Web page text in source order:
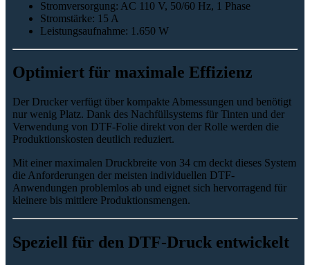
Stromversorgung: AC 110 V, 50/60 Hz, 1 Phase
Stromstärke: 15 A
Leistungsaufnahme: 1.650 W
Optimiert für maximale Effizienz
Der Drucker verfügt über kompakte Abmessungen und benötigt
nur wenig Platz. Dank des Nachfüllsystems für Tinten und der
Verwendung von DTF-Folie direkt von der Rolle werden die
Produktionskosten deutlich reduziert.
Mit einer maximalen Druckbreite von 34 cm deckt dieses System
die Anforderungen der meisten individuellen DTF-
Anwendungen problemlos ab und eignet sich hervorragend für
kleinere bis mittlere Produktionsmengen.
Speziell für den DTF-Druck entwickelt